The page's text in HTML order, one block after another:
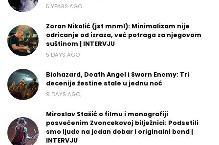
5 YEARS AGO
Zoran Nikolić (jst mnml): Minimalizam nije
odricanje od izraza, već potraga za njegovom
suštinom | INTERVJU
5 DAYS AGO
Biohazard, Death Angel i Sworn Enemy: Tri
decenije žestine stale u jednu noć
9 DAYS AGO
Miroslav Stašić o filmu i monografiji
posvećenim Zvoncekovoj bilježnici: Podsetili
smo ljude na jedan dobar i originalni bend |
INTERVJU